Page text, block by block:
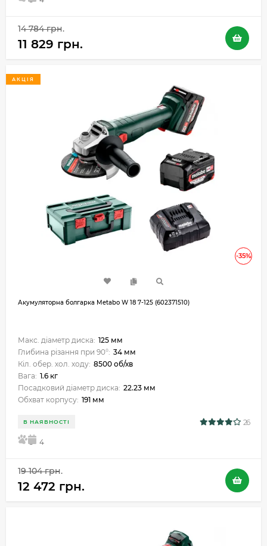
14 784 грн.
11 829 грн.
-35%
АКЦІЯ
Акумуляторна болгарка Metabo W 18 7-125 (602371510)
Макс. діаметр диска: 125 мм
Глибина різання при 90°: 34 мм
Кіл. обер. хол. ходу: 8500 об/хв
Вага: 1.6 кг
Посадковий діаметр диска: 22.23 мм
Обхват корпусу: 191 мм
В НАЯВНОСТІ 26
5 4
19 104 грн.
12 472 грн.